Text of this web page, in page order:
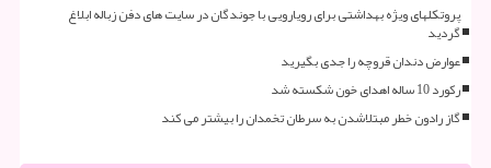
پروتکلهای ویژه بهداشتی برای رویارویی با جوندگان در سایت های دفن زباله ابلاغ
گردید
عوارض دندان قروچه را جدی بگیرید
رکورد 10 ساله اهدای خون شکسته شد
گاز رادون خطر مبتلاشدن به سرطان تخمدان را بیشتر می کند